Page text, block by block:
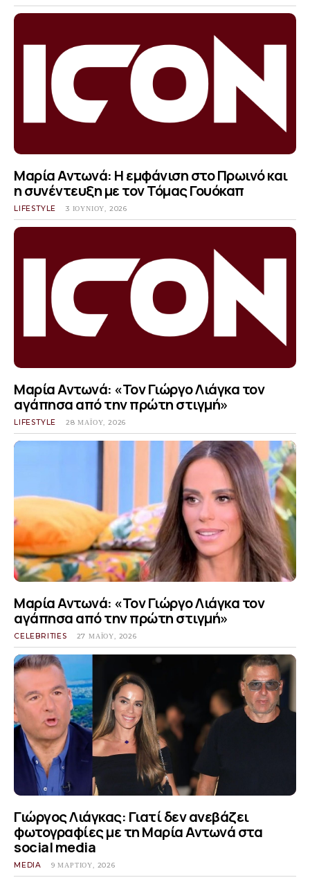
Μαρία Αντωνά: Η εμφάνιση στο Πρωινό και
η συνέντευξη με τον Τόμας Γουόκαπ
LIFESTYLE 3 ΙΟΥΝΊΟΥ, 2026
Μαρία Αντωνά: «Τον Γιώργο Λιάγκα τον
αγάπησα από την πρώτη στιγμή»
LIFESTYLE 28 ΜΑΪ́ΟΥ, 2026
Μαρία Αντωνά: «Τον Γιώργο Λιάγκα τον
αγάπησα από την πρώτη στιγμή»
CELEBRITIES 27 ΜΑΪ́ΟΥ, 2026
Γιώργος Λιάγκας: Γιατί δεν ανεβάζει
φωτογραφίες με τη Μαρία Αντωνά στα
social media
MEDIA 9 ΜΑΡΤΊΟΥ, 2026